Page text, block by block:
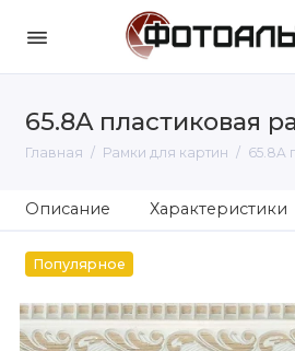
65.8A пластиковая
Главная Рамки для картин 65.8A
Описание Характеристики
Популярное